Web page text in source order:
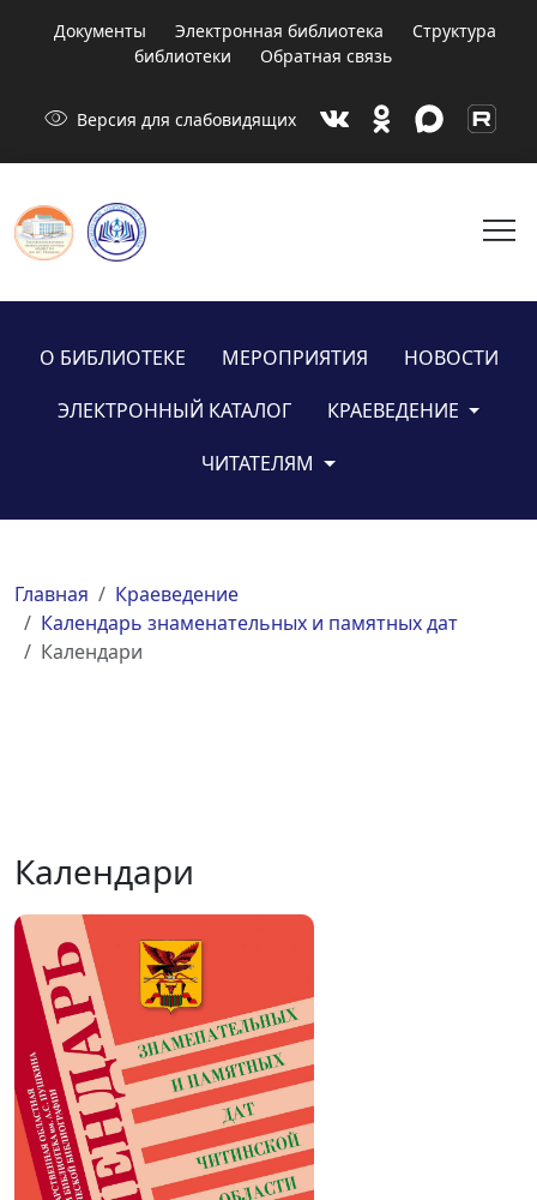
Документы Электронная библиотека
Структура
библиотеки
Обратная связь
visibility Версия для слабовидящих
menu
О БИБЛИОТЕКЕ МЕРОПРИЯТИЯ
НОВОСТИ
ЭЛЕКТРОННЫЙ КАТАЛОГ
КРАЕВЕДЕНИЕ
ЧИТАТЕЛЯМ
Главная
Краеведение
Календарь знаменательных и памятных дат
Календари
Календари